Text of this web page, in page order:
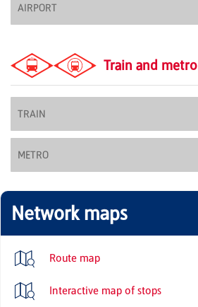
AIRPORT
Train and metro
TRAIN
METRO
Network maps
Route map
Interactive map of stops